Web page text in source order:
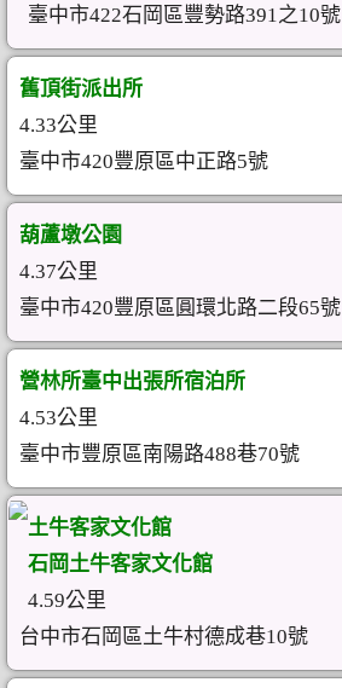
臺中市422石岡區豐勢路391之10號
舊頂街派出所
4.33公里
臺中市420豐原區中正路5號
葫蘆墩公園
4.37公里
臺中市420豐原區圓環北路二段65號
營林所臺中出張所宿泊所
4.53公里
臺中市豐原區南陽路488巷70號
土牛客家文化館
石岡土牛客家文化館
4.59公里
台中市石岡區土牛村德成巷10號